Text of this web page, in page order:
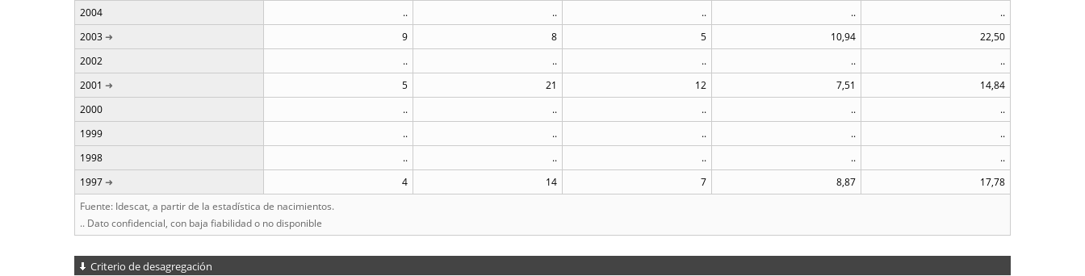
2004
.. .. .. ..
..
2003
9 8 5 10,94
22,50
2002
.. .. .. ..
..
2001
5 21 12 7,51
14,84
2000
.. .. .. ..
..
1999
.. .. .. ..
..
1998
.. .. .. ..
..
1997
4 14 7 8,87
17,78
Fuente: Idescat, a partir de la estadística de nacimientos.
.. Dato confidencial, con baja fiabilidad o no disponible
Criterio de desagregación